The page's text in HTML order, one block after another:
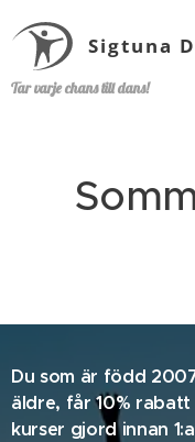
Sigtuna
Tar varje chans till dans!
Du som är född
äldre, får 10%
kurser gjord innan